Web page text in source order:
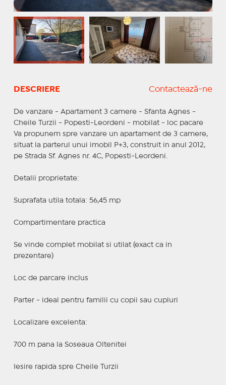
DESCRIERE Contactează-ne
De vanzare - Apartament 3 camere - Sfanta Agnes -
Cheile Turzii - Popesti-Leordeni - mobilat - loc pacare
Va propunem spre vanzare un apartament de 3 camere,
situat la parterul unui imobil P+3, construit in anul 2012,
pe Strada Sf. Agnes nr. 4C, Popesti-Leordeni.
Detalii proprietate:
Suprafata utila totala: 56,45 mp
Compartimentare practica
Se vinde complet mobilat si utilat (exact ca in
prezentare)
Loc de parcare inclus
Parter - ideal pentru familii cu copii sau cupluri
Localizare excelenta:
700 m pana la Soseaua Oltenitei
Iesire rapida spre Cheile Turzii